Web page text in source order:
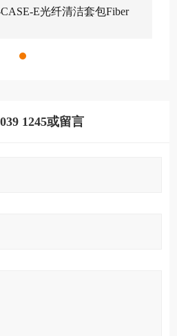
E光纤清洁套包Fiber
1245或留言